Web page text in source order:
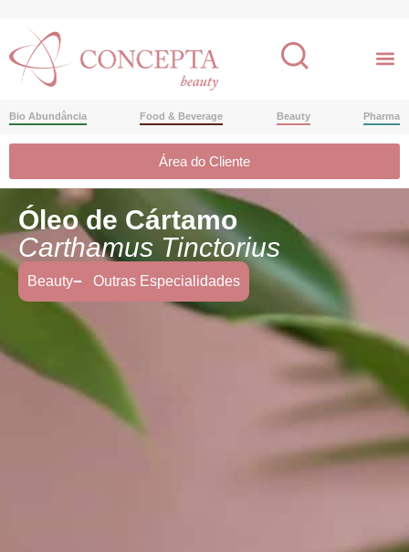
Bio Abundância Food & Beverage Beauty Pharma
Área do Cliente
Óleo de Cártamo
Carthamus Tinctorius
Beauty Outras Especialidades